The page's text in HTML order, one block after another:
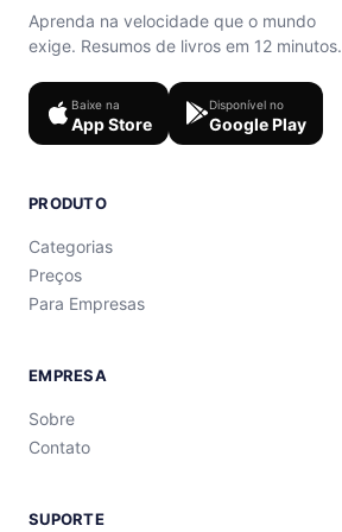
Aprenda na velocidade que o mundo
exige. Resumos de livros em 12 minutos.
Baixe na
App Store
Disponível no
Google Play
PRODUTO
Categorias
Preços
Para Empresas
EMPRESA
Sobre
Contato
SUPORTE